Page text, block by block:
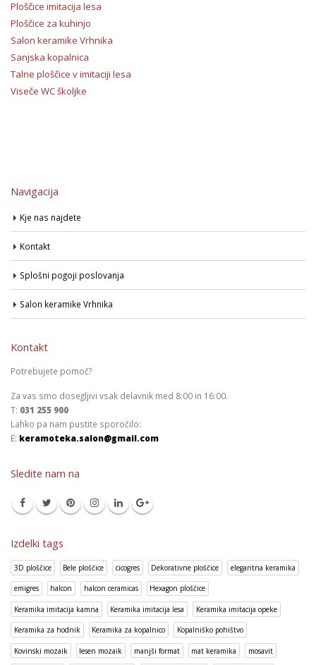
Ploščice imitacija lesa
Ploščice za kuhinjo
Salon keramike Vrhnika
Sanjska kopalnica
Talne ploščice v imitaciji lesa
Viseče WC školjke
Navigacija
Kje nas najdete
Kontakt
Splošni pogoji poslovanja
Salon keramike Vrhnika
Kontakt
Potrebujete pomoč?
Za vas smo dosegljivi vsak delavnik med 8:00 in 16:00.
T: 031 255 900
Lahko pa nam pustite sporočilo:
E: keramoteka.salon@gmail.com
Sledite nam na
Izdelki tags
3D ploščice Bele ploščice cicogres Dekorativne ploščice elegantna keramika
emigres halcon halcon ceramicas Hexagon ploščice
Keramika imitacija kamna Keramika imitacija lesa Keramika imitacija opeke
Keramika za hodnik Keramika za kopalnico Kopalniško pohištvo
Kovinski mozaik lesen mozaik manjši format mat keramika mosavit